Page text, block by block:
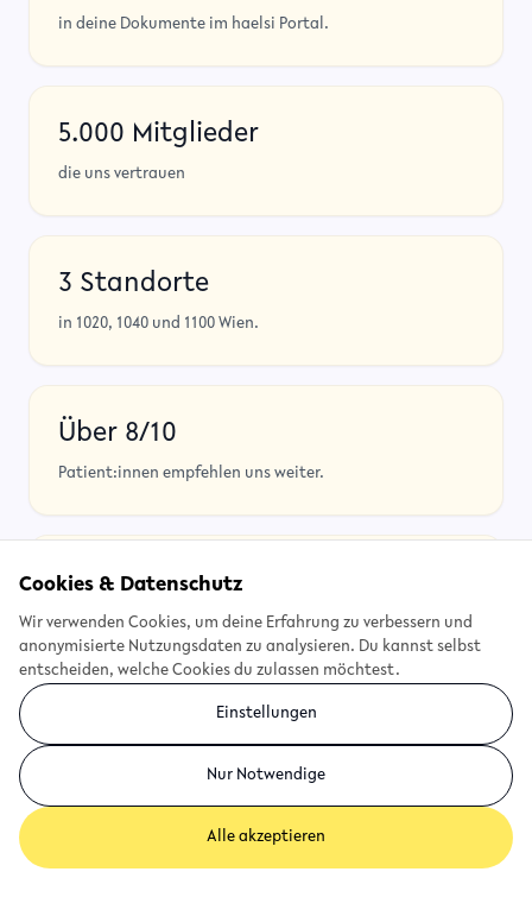
Cookies & Datenschutz
Wir verwenden Cookies, um deine Erfahrung zu verbessern und
anonymisierte Nutzungsdaten zu analysieren. Du kannst selbst
entscheiden, welche Cookies du zulassen möchtest.
Einstellungen
Nur Notwendige
Alle akzeptieren
in deine Dokumente im haelsi Portal.
5.000 Mitglieder
die uns vertrauen
3 Standorte
in 1020, 1040 und 1100 Wien.
Über 8/10
Patient:innen empfehlen uns weiter.
125+ Unternehmen
setzen auf haelsi.